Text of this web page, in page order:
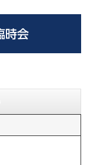
時会